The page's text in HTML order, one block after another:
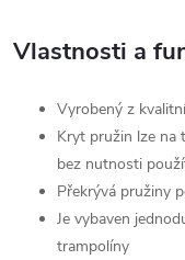
Vlastnosti a
Vyrobený z
Kryt pružin lze na
bez nutnosti
Překrývá pružiny
Je vybaven
trampolíny